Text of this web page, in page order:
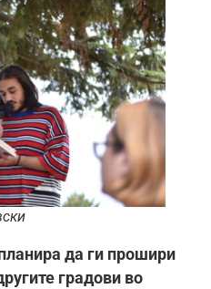
да ги прошири
градови во